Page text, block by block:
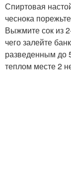
Спиртовая
чеснока
Выжмите сок из
чего залейте
разведенным до
теплом месте 2